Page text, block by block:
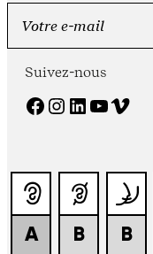
Suivez-nous
Facebook Instagram LinkedIn YouTube Vimeo